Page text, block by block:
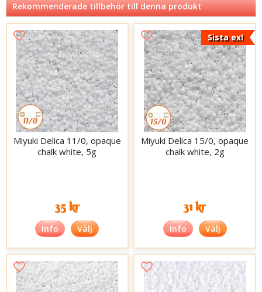
Rekommenderade tillbehör till denna produkt
Miyuki Delica 11/0, opaque
chalk white, 5g
35 kr
Info Välj
Sista ex!
Miyuki Delica 15/0, opaque
chalk white, 2g
31 kr
Info Välj